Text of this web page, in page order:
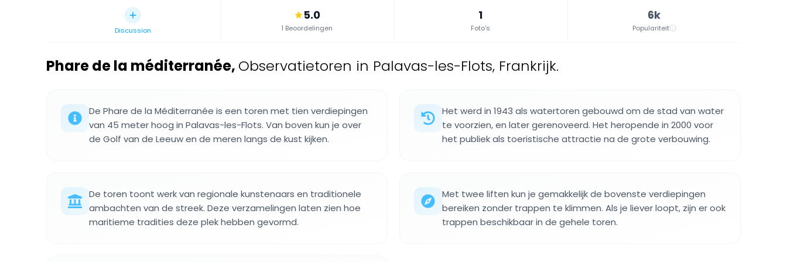
Discussion
5.0
1 Beoordelingen
1
Foto's
6k
Populariteit
Phare de la méditerranée, Observatietoren in Palavas-les-Flots, Frankrijk.
De Phare de la Méditerranée is een toren met tien verdiepingen
van 45 meter hoog in Palavas-les-Flots. Van boven kun je over
de Golf van de Leeuw en de meren langs de kust kijken.
Het werd in 1943 als watertoren gebouwd om de stad van water
te voorzien, en later gerenoveerd. Het heropende in 2000 voor
het publiek als toeristische attractie na de grote verbouwing.
De toren toont werk van regionale kunstenaars en traditionele
ambachten van de streek. Deze verzamelingen laten zien hoe
maritieme tradities deze plek hebben gevormd.
Met twee liften kun je gemakkelijk de bovenste verdiepingen
bereiken zonder trappen te klimmen. Als je liever loopt, zijn er ook
trappen beschikbaar in de gehele toren.